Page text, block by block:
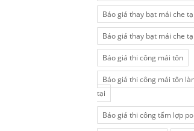
Báo giá thay bạt mái che
Báo giá thay bạt mái che
Báo giá thi công mái tôn
Báo giá thi công mái tôn
tại
Báo giá thi công tấm lợp